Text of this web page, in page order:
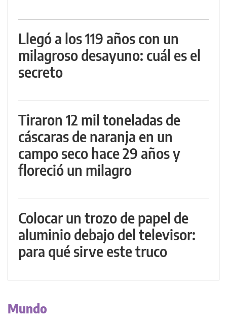
Llegó a los 119 años con un
milagroso desayuno: cuál es el
secreto
Tiraron 12 mil toneladas de
cáscaras de naranja en un
campo seco hace 29 años y
floreció un milagro
Colocar un trozo de papel de
aluminio debajo del televisor:
para qué sirve este truco
Mundo